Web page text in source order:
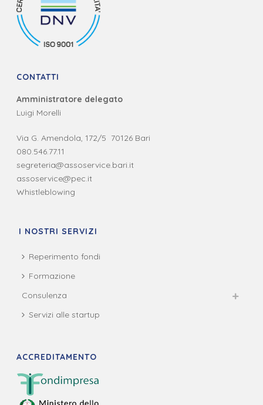
CONTATTI
Amministratore delegato
Luigi Morelli
Via G. Amendola, 172/5 70126 Bari
080.546.77.11
segreteria@assoservice.bari.it
assoservice@pec.it
Whistleblowing
I NOSTRI SERVIZI
Reperimento fondi
Formazione
Consulenza
Servizi alle startup
ACCREDITAMENTO